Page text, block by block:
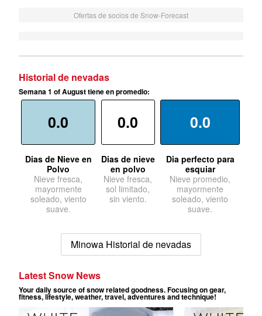
Ofertas de socios de Snow-Forecast
Historial de nevadas
Semana 1 of August tiene en promedio:
0.0
Dias de Nieve en
Polvo
Nieve fresca,
mayormente
soleado, viento
suave.
0.0
Dias de nieve
en polvo
Nieve fresca,
sol limitado,
sin viento.
0.0
Dia perfecto para
esquiar
Nieve promedio,
mayormente
soleado, viento
suave.
Minowa Historial de nevadas